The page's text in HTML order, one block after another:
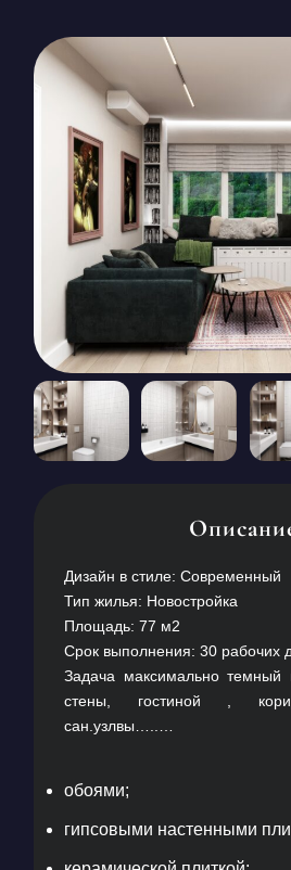
КОНТАКТЫ
БЛОГ
RU UK
+380671500551
Заказать звонок сейчас
Дизайн в стиле: Современный
Тип жилья: Новостройка
Площадь: 77 м2
Срок выполнения: 30 рабочих
Задача максимально темный
стены, гостиной ,
сан.узлвы…..
NSDGroup выполняет вЖК
обоями;
гипсовыми настенными